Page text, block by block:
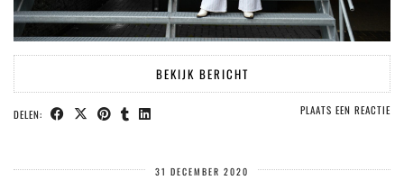
BEKIJK BERICHT
DELEN: PLAATS EEN REACTIE
31 DECEMBER 2020